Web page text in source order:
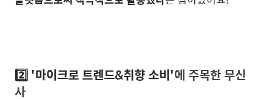
2️⃣ '마이크로 트렌드&취향 소비'에 주목한 무신
사